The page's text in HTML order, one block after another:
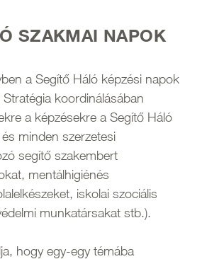
SZAKMAI NAPOK
a Segítő Háló képzési napok
koordinálásában
a képzésekre a Segítő Háló
minden szerzetesi
segítő szakembert
mentálhigiénés
iskolai szociális
munkatársakat stb.).
hogy egy-egy témába